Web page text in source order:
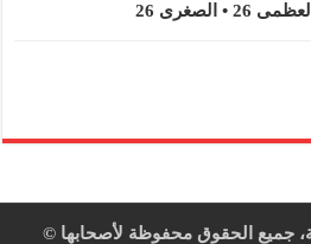
العظمى 26 • الصغرى 26
جميع الحقوق محفوظة لأصحابها ©